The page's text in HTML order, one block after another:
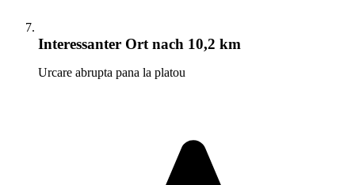
Interessanter Ort nach 10,2 km
Urcare abrupta pana la platou